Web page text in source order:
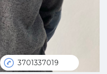
3701337019